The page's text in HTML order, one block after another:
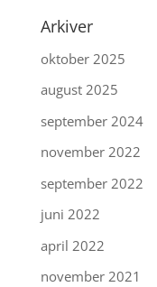
Arkiver
oktober 2025
august 2025
september 2024
november 2022
september 2022
juni 2022
april 2022
november 2021